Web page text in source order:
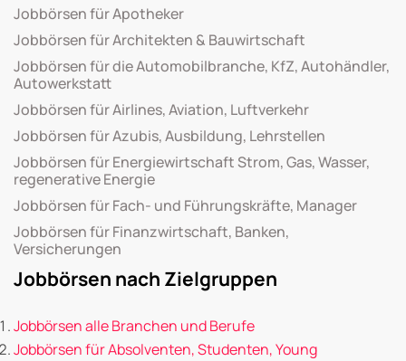
Jobbörsen für Apotheker
Jobbörsen für Architekten & Bauwirtschaft
Jobbörsen für die Automobilbranche, KfZ, Autohändler,
Autowerkstatt
Jobbörsen für Airlines, Aviation, Luftverkehr
Jobbörsen für Azubis, Ausbildung, Lehrstellen
Jobbörsen für Energiewirtschaft Strom, Gas, Wasser,
regenerative Energie
Jobbörsen für Fach- und Führungskräfte, Manager
Jobbörsen für Finanzwirtschaft, Banken,
Versicherungen
Jobbörsen nach Zielgruppen
Jobbörsen alle Branchen und Berufe
Jobbörsen für Absolventen, Studenten, Young